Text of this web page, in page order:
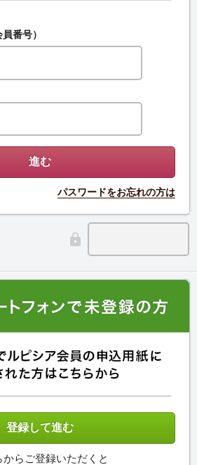
番号）
パスワードをお忘れの方は
からご登録いただくと